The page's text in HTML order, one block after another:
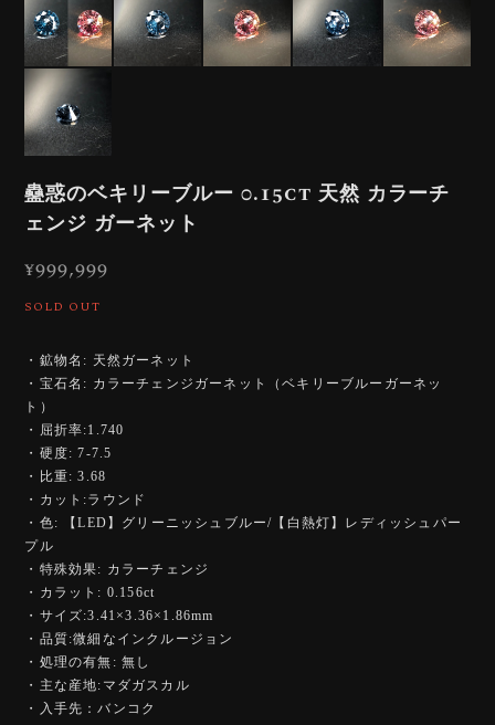
蠱惑のベキリーブルー 0.15ct 天然 カラーチ
ェンジ ガーネット
¥999,999
SOLD OUT
・鉱物名: 天然ガーネット
・宝石名: カラーチェンジガーネット（ベキリーブルーガーネッ
ト）
・屈折率:1.740
・硬度: 7-7.5
・比重: 3.68
・カット:ラウンド
・色: 【LED】グリーニッシュブルー/【白熱灯】レディッシュパー
プル
・特殊効果: カラーチェンジ
・カラット: 0.156ct
・サイズ:3.41×3.36×1.86mm
・品質:微細なインクルージョン
・処理の有無: 無し
・主な産地:マダガスカル
・入手先：バンコク